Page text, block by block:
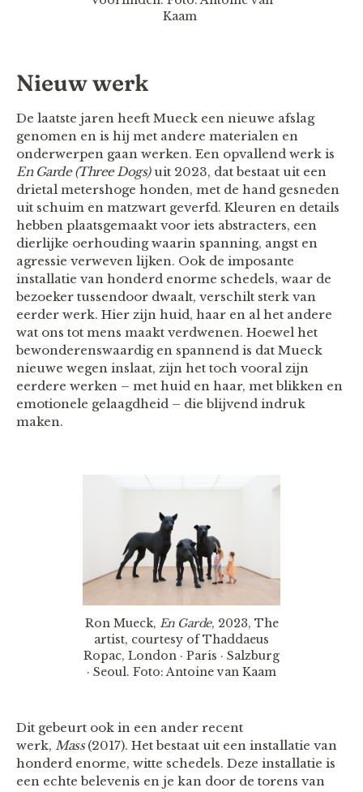
Kaam
Nieuw werk
De laatste jaren heeft Mueck een nieuwe afslag
genomen en is hij met andere materialen en
onderwerpen gaan werken. Een opvallend werk is
En Garde (Three Dogs)uit 2023, dat bestaat uit een
drietal metershoge honden, met de hand gesneden
uit schuim en matzwart geverfd. Kleuren en details
hebben plaatsgemaakt voor iets abstracters, een
dierlijke oerhouding waarin spanning, angst en
agressie verweven lijken. Ook de imposante
installatie van honderd enorme schedels, waar de
bezoeker tussendoor dwaalt, verschilt sterk van
eerder werk. Hier zijn huid, haar en al het andere
wat ons tot mens maakt verdwenen. Hoewel het
bewonderenswaardig en spannend is dat Mueck
nieuwe wegen inslaat, zijn het toch vooral zijn
eerdere werken – met huid en haar, met blikken en
emotionele gelaagdheid – die blijvend indruk
maken.
Ron Mueck, En Garde, 2023, The
artist, courtesy of Thaddaeus
Ropac, London · Paris · Salzburg
· Seoul. Foto: Antoine van Kaam
Dit gebeurt ook in een ander recent
werk, Mass(2017). Het bestaat uit een installatie van
honderd enorme, witte schedels. Deze installatie is
een echte belevenis en je kan door de torens van